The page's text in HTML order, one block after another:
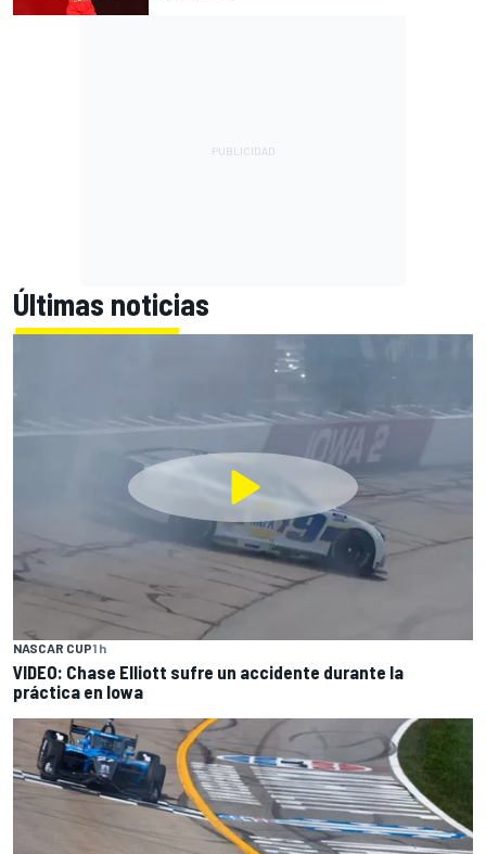
Últimas noticias
NASCAR CUP1 h
VIDEO: Chase Elliott sufre un accidente durante la
práctica en Iowa